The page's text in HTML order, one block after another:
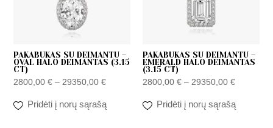
PAKABUKAS SU DEIMANTU –
OVAL HALO DEIMANTAS (3.15
CT)
2800,00€ – 29350,00€
Pridėti į norų sąrašą
PAKABUKAS SU DEIMANTU –
EMERALD HALO DEIMANTAS
(3.15 CT)
2800,00 € – 29350,00 €
Pridėti į norų sąrašą